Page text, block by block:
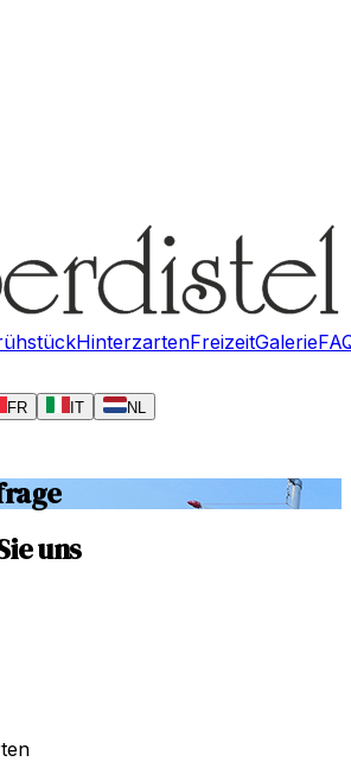
HinterzartenFreizeitGalerie
FR IT NL
uns